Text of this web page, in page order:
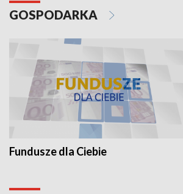
GOSPODARKA
Fundusze dla Ciebie